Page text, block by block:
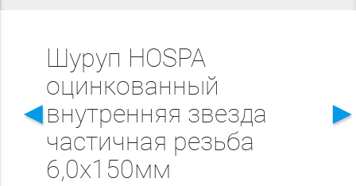
◄
Шуруп HOSPA
оцинкованный
внутренняя звезда
частичная резьба
6,0x150мм